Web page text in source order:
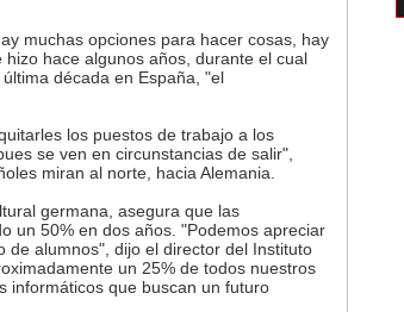
muchas opciones para hacer cosas, hay
hace algunos años, durante el cual
década en España, "el
los puestos de trabajo a los
se ven en circunstancias de salir",
miran al norte, hacia Alemania.
germana, asegura que las
un 50% en dos años. "Podemos apreciar
de alumnos", dijo el director del Instituto
un 25% de todos nuestros
informáticos que buscan un futuro